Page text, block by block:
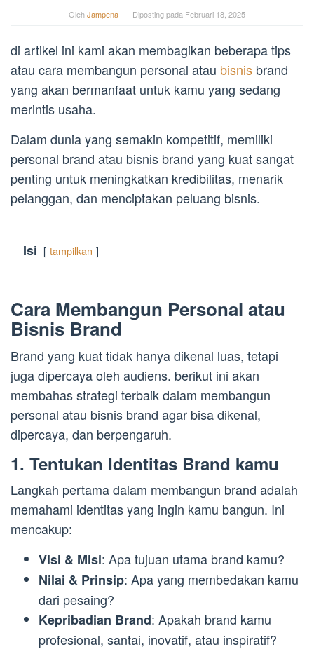
OlehJampena Diposting pada Februari 18, 2025
di artikel ini kami akan membagikan beberapa tips
atau cara membangun personal atau bisnis brand
yang akan bermanfaat untuk kamu yang sedang
merintis usaha.
Dalam dunia yang semakin kompetitif, memiliki
personal brand atau bisnis brand yang kuat sangat
penting untuk meningkatkan kredibilitas, menarik
pelanggan, dan menciptakan peluang bisnis.
Isi tampilkan
Cara Membangun Personal atau
Bisnis Brand
Brand yang kuat tidak hanya dikenal luas, tetapi
juga dipercaya oleh audiens. berikut ini akan
membahas strategi terbaik dalam membangun
personal atau bisnis brand agar bisa dikenal,
dipercaya, dan berpengaruh.
1. Tentukan Identitas Brand kamu
Langkah pertama dalam membangun brand adalah
memahami identitas yang ingin kamu bangun. Ini
mencakup:
Visi & Misi: Apa tujuan utama brand kamu?
Nilai & Prinsip: Apa yang membedakan kamu
dari pesaing?
Kepribadian Brand: Apakah brand kamu
profesional, santai, inovatif, atau inspiratif?